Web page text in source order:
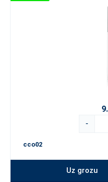
-
cco02
Uz grozu